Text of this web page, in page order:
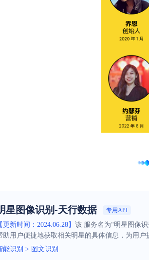
星图像识别-天行数据 专用API
【更新时间：2024.06.28】 该 服务名为“明星图像
助用户便捷地获取相关明星的具体信息，为用
能识别 > 图文识别